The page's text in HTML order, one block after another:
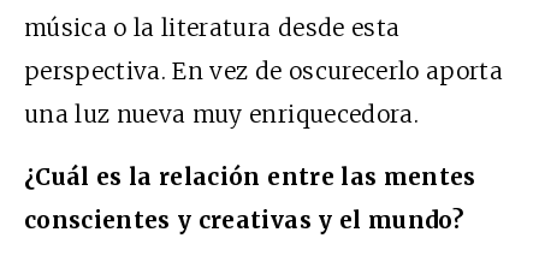
música o la literatura desde esta
perspectiva. En vez de oscurecerlo aporta
una luz nueva muy enriquecedora.
¿Cuál es la relación entre las mentes
conscientes y creativas y el mundo?